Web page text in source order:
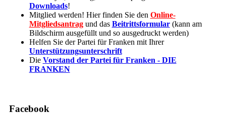
Downloads!
Mitglied werden! Hier finden Sie den Online-
Mitgliedsantragund das Beitrittsformular(kann am
Bildschirm ausgefüllt und so ausgedruckt werden)
Helfen Sie der Partei für Franken mit Ihrer
Unterstützungsunterschrift
Die Vorstand der Partei für Franken - DIE
FRANKEN
Facebook